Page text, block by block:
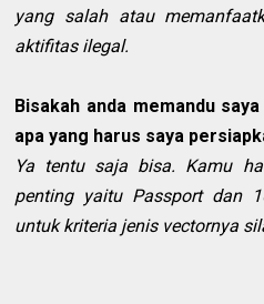
yang salah atau
aktifitas ilegal.
Bisakah anda memandu
apa yang harus saya
Ya tentu saja bisa. Kamu
penting yaitu Passport dan
untuk kriteria jenis vectornya